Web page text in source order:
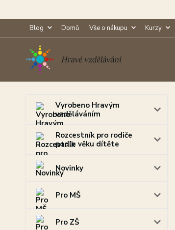
Blog Domů Vše o nákupu Kurzy
Vyrobeno Hravým
vzděláváním
Rozcestník pro rodiče
podle věku dítěte
Novinky
Pro MŠ
Pro ZŠ